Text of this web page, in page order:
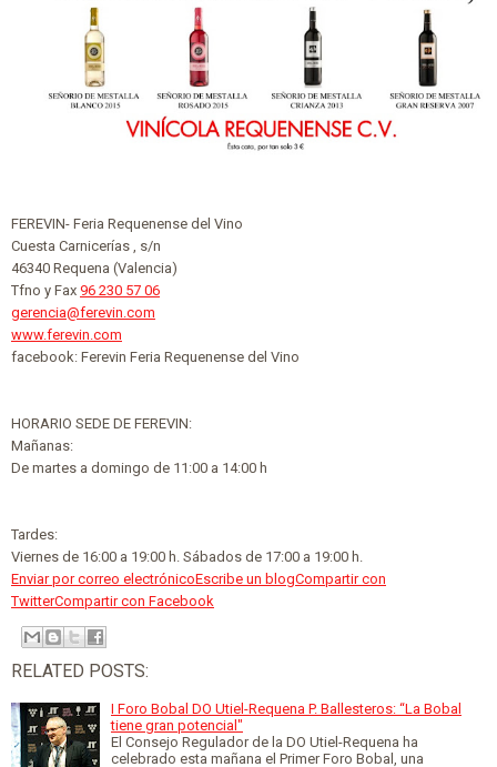
FEREVIN- Feria Requenense del Vino
Cuesta Carnicerías , s/n
46340 Requena (Valencia)
Tfno y Fax 96 230 57 06
gerencia@ferevin.com
www.ferevin.com
facebook: Ferevin Feria Requenense del Vino
HORARIO SEDE DE FEREVIN:
Mañanas:
De martes a domingo de 11:00 a 14:00 h
Tardes:
Viernes de 16:00 a 19:00 h. Sábados de 17:00 a 19:00 h.
Enviar por correo electrónicoEscribe un blogCompartir con
TwitterCompartir con Facebook
RELATED POSTS:
I Foro Bobal DO Utiel-Requena P. Ballesteros: “La Bobal
tiene gran potencial"
El Consejo Regulador de la DO Utiel-Requena ha
celebrado esta mañana el Primer Foro Bobal, una